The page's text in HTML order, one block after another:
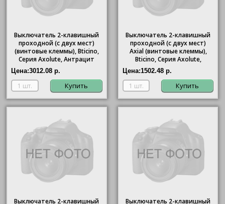
Выключатель 2-клавишный
проходной (с двух мест)
(винтовые клеммы),Bticino,
Серия Axolute, Антрацит
Цена:3012.08 р.
Купить
Выключатель 2-клавишный
проходной (с двух мест)
Axial (винтовые клеммы),
Bticino, Серия Axolute,
Антрацит
Цена:1502.48 р.
Купить
Выключатель 2-клавишный
Выключатель 2-клавишный